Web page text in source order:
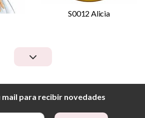
S0012 Alicia
mail para recibir novedades